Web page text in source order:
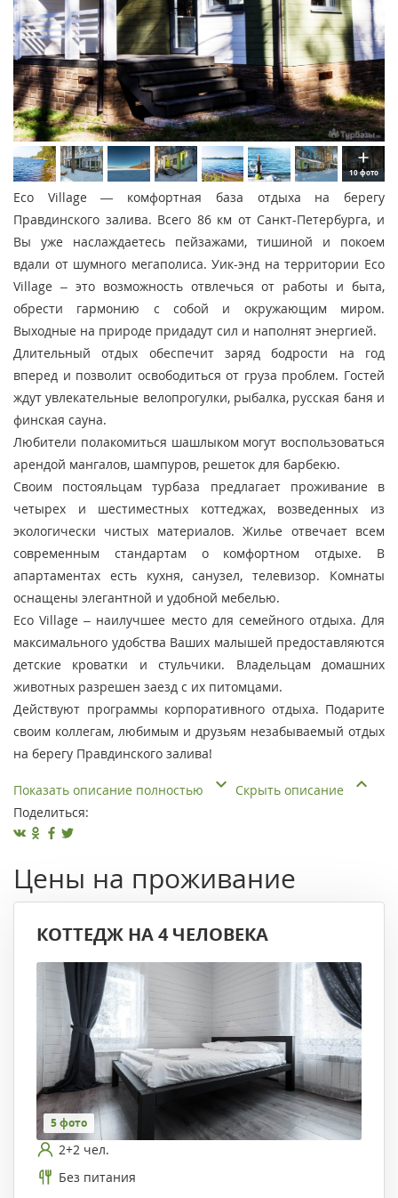
10 фото
Eco Village — комфортная база отдыха на берегу
Правдинского залива. Всего 86 км от Санкт-Петербурга, и
Вы уже наслаждаетесь пейзажами, тишиной и покоем
вдали от шумного мегаполиса. Уик-энд на территории Eco
Village – это возможность отвлечься от работы и быта,
обрести гармонию с собой и окружающим миром.
Выходные на природе придадут сил и наполнят энергией.
Длительный отдых обеспечит заряд бодрости на год
вперед и позволит освободиться от груза проблем. Гостей
ждут увлекательные велопрогулки, рыбалка, русская баня и
финская сауна.
Любители полакомиться шашлыком могут воспользоваться
арендой мангалов, шампуров, решеток для барбекю.
Своим постояльцам турбаза предлагает проживание в
четырех и шестиместных коттеджах, возведенных из
экологически чистых материалов. Жилье отвечает всем
современным стандартам о комфортном отдыхе. В
апартаментах есть кухня, санузел, телевизор. Комнаты
оснащены элегантной и удобной мебелью.
Eco Village – наилучшее место для семейного отдыха. Для
максимального удобства Ваших малышей предоставляются
детские кроватки и стульчики. Владельцам домашних
животных разрешен заезд с их питомцами.
Действуют программы корпоративного отдыха. Подарите
своим коллегам, любимым и друзьям незабываемый отдых
на берегу Правдинского залива!
Показать описание полностью
Скрыть описание
Поделиться:
Цены на проживание
КОТТЕДЖ НА 4 ЧЕЛОВЕКА
5 фото
2+2 чел.
Без питания